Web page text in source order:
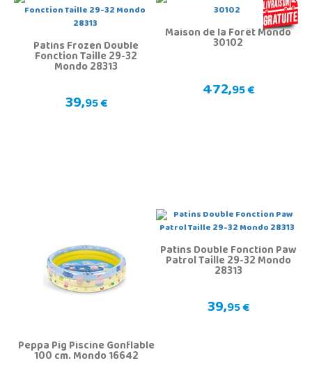
Patins Frozen Double
Fonction Taille 29-32
Mondo 28313
39,95 €
Maison de la Forêt Mondo
30102
472,95 €
Peppa Pig Piscine Gonflable
100 cm. Mondo 16642
Patins Double Fonction Paw
Patrol Taille 29-32 Mondo
28313
39,95 €